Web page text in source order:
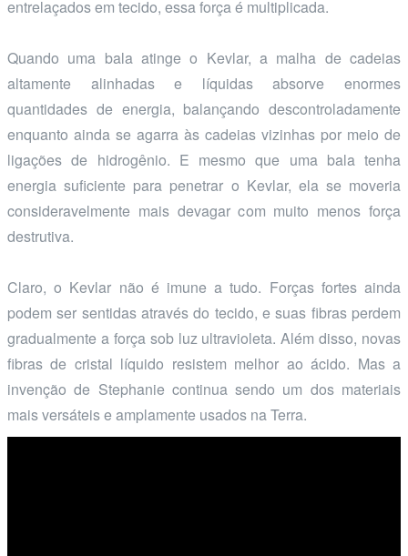
entrelaçados em tecido, essa força é multiplicada.
Quando uma bala atinge o Kevlar, a malha de cadeias
altamente alinhadas e líquidas absorve enormes
quantidades de energia, balançando descontroladamente
enquanto ainda se agarra às cadeias vizinhas por meio de
ligações de hidrogênio. E mesmo que uma bala tenha
energia suficiente para penetrar o Kevlar, ela se moveria
consideravelmente mais devagar com muito menos força
destrutiva.
Claro, o Kevlar não é imune a tudo. Forças fortes ainda
podem ser sentidas através do tecido, e suas fibras perdem
gradualmente a força sob luz ultravioleta. Além disso, novas
fibras de cristal líquido resistem melhor ao ácido. Mas a
invenção de Stephanie continua sendo um dos materiais
mais versáteis e amplamente usados na Terra.